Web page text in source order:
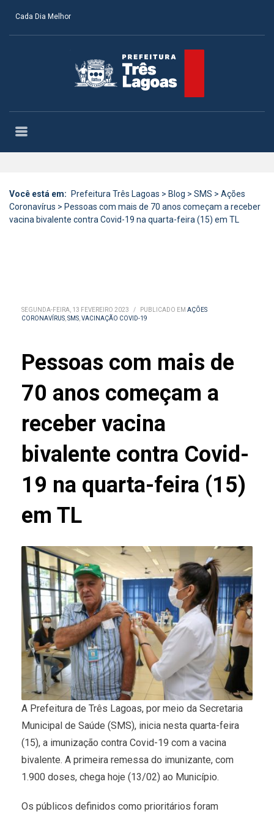
Cada Dia Melhor
Você está em: Prefeitura Três Lagoas > Blog > SMS > Ações
Coronavírus > Pessoas com mais de 70 anos começam a receber
vacina bivalente contra Covid-19 na quarta-feira (15) em TL
SEGUNDA-FEIRA, 13 FEVEREIRO 2023 / PUBLICADO EM AÇÕES
CORONAVÍRUS,SMS,VACINAÇÃO COVID-19
Pessoas com mais de
70 anos começam a
receber vacina
bivalente contra Covid-
19 na quarta-feira (15)
em TL
A Prefeitura de Três Lagoas, por meio da Secretaria
Municipal de Saúde (SMS), inicia nesta quarta-feira
(15), a imunização contra Covid-19 com a vacina
bivalente. A primeira remessa do imunizante, com
1.900 doses, chega hoje (13/02) ao Município.
Os públicos definidos como prioritários foram